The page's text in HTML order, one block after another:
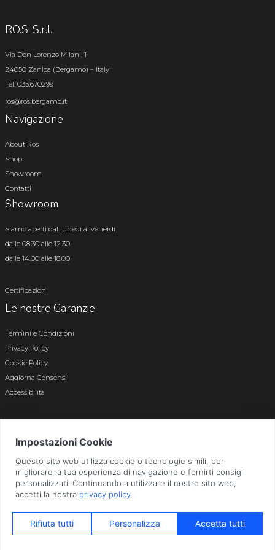
RO.S. S.r.l.
Via Don Lorenzo Milani, 1
24050 Zanica (Bergamo) – Italy
Tel. 035.670299
ros@ros.bergamo.it
Navigazione
About Ros
Shop
Showroom
Contatti
Showroom
Siamo aperti dal lunedì al venerdì
dalle 08.30 alle 12.30
dalle 14.00 alle 18.00
Certificazioni
Le nostre Garanzie
Termini e Condizioni
Privacy Policy
Cookie Policy
Aggiorna Consensi
Accessibilità
Bergamo n. 01496180165 · Capitale Sociale i.v. € 800.000,00